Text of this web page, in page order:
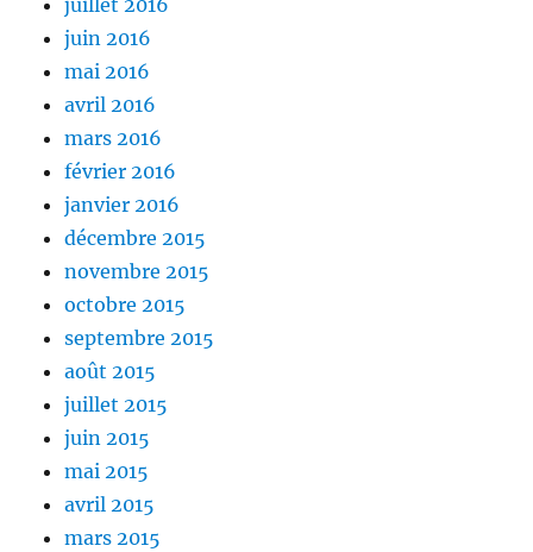
juillet 2016
juin 2016
mai 2016
avril 2016
mars 2016
février 2016
janvier 2016
décembre 2015
novembre 2015
octobre 2015
septembre 2015
août 2015
juillet 2015
juin 2015
mai 2015
avril 2015
mars 2015